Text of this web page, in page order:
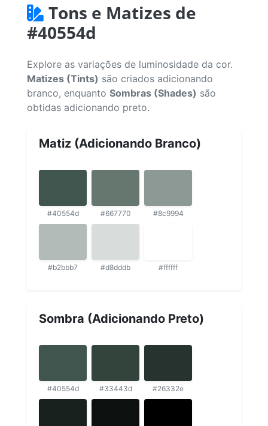
Tons e Matizes de
#40554d
Explore as variações de luminosidade da cor.
Matizes (Tints) são criados adicionando
branco, enquanto Sombras (Shades) são
obtidas adicionando preto.
Matiz (Adicionando Branco)
#40554d #667770 #8c9994
#b2bbb7 #d8dddb #ffffff
Sombra (Adicionando Preto)
#40554d #33443d #26332e